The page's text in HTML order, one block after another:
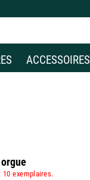
ACCESSOIRES
exemplaires.